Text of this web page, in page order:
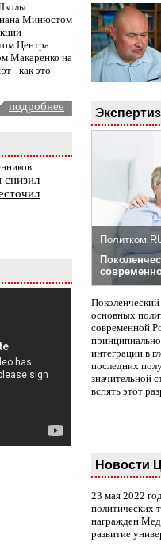
Минюстом
Центра
Макаренко на
- как это
подробнее
снизил
основных
современной
интеграции в
последних
значительной
вспять этот
Новости
23 мая 2022
политических
награжден
развитие